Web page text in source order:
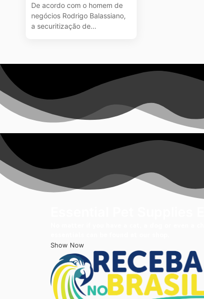
De acordo com o homem de
negócios Rodrigo Balassiano,
a securitização de…
Show Now